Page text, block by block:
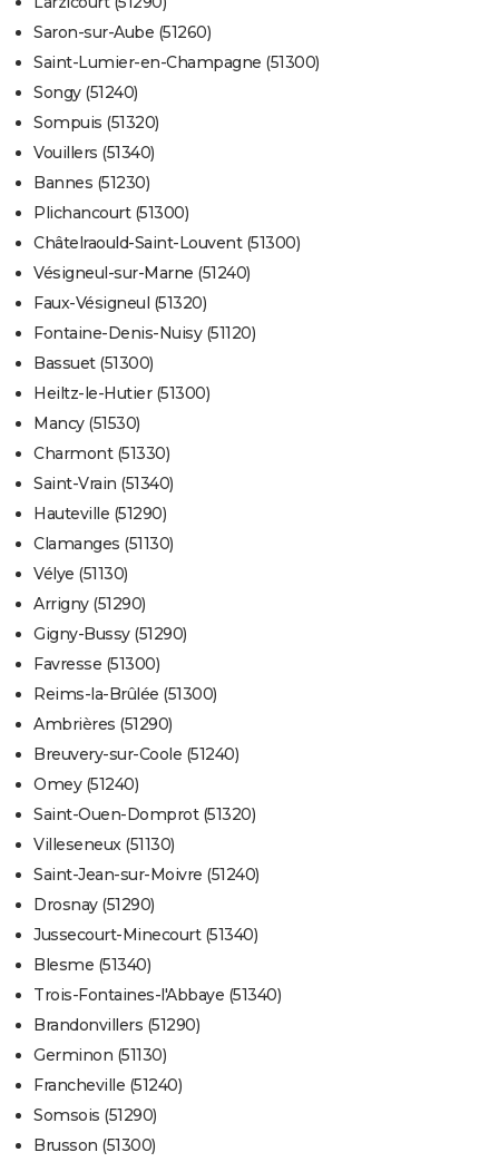
Saron-sur-Aube (51260)
Saint-Lumier-en-Champagne (51300)
Songy (51240)
Sompuis (51320)
Vouillers (51340)
Bannes (51230)
Plichancourt (51300)
Châtelraould-Saint-Louvent (51300)
Vésigneul-sur-Marne (51240)
Faux-Vésigneul (51320)
Fontaine-Denis-Nuisy (51120)
Bassuet (51300)
Heiltz-le-Hutier (51300)
Mancy (51530)
Charmont (51330)
Saint-Vrain (51340)
Hauteville (51290)
Clamanges (51130)
Vélye (51130)
Arrigny (51290)
Gigny-Bussy (51290)
Favresse (51300)
Reims-la-Brûlée (51300)
Ambrières (51290)
Breuvery-sur-Coole (51240)
Omey (51240)
Saint-Ouen-Domprot (51320)
Villeseneux (51130)
Saint-Jean-sur-Moivre (51240)
Drosnay (51290)
Jussecourt-Minecourt (51340)
Blesme (51340)
Trois-Fontaines-l'Abbaye (51340)
Brandonvillers (51290)
Germinon (51130)
Francheville (51240)
Somsois (51290)
Brusson (51300)